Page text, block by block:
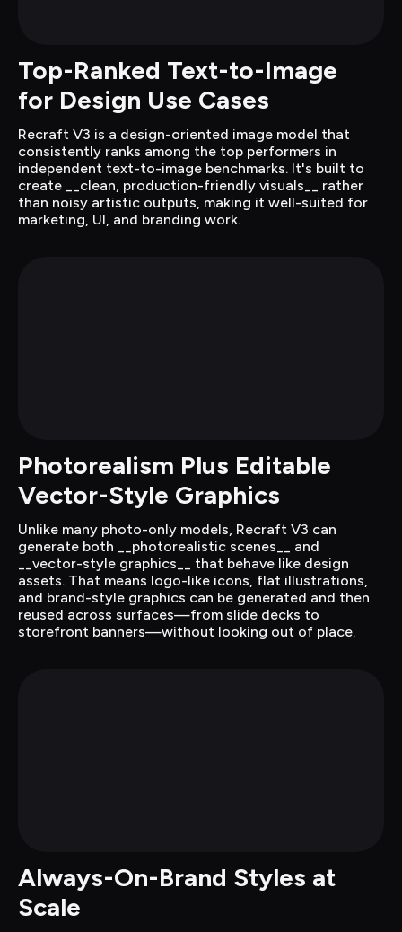
Top-Ranked Text-to-Image
for Design Use Cases
Recraft V3 is a design-oriented image model that
consistently ranks among the top performers in
independent text-to-image benchmarks. It's built to
create __clean, production-friendly visuals__ rather
than noisy artistic outputs, making it well-suited for
marketing, UI, and branding work.
Photorealism Plus Editable
Vector-Style Graphics
Unlike many photo-only models, Recraft V3 can
generate both __photorealistic scenes__ and
__vector-style graphics__ that behave like design
assets. That means logo-like icons, flat illustrations,
and brand-style graphics can be generated and then
reused across surfaces—from slide decks to
storefront banners—without looking out of place.
Always-On-Brand Styles at
Scale